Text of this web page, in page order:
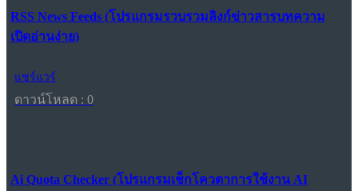
RSS News Feeds (โปรแกรมรวบรวมลิงก์ข่าวสารบทความ
เปิดอ่านง่าย)
แชร์แวร์
ดาวน์โหลด : 0
Ai Quota Checker (โปรแกรมเช็กโควตาการใช้งาน AI